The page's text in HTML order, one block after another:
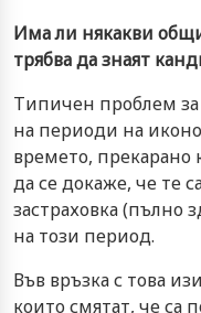
Има ли някакви
трябва да знаят
Типичен проблем
на периоди на
времето, прекарано
да се докаже, че те
застраховка (пълно
на този период.
Във връзка с това
които смятат, че са